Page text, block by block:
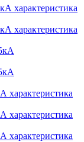
характеристика
характеристика
характеристика
характеристика
характеристика